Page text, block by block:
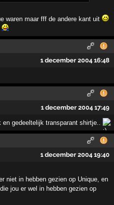
waren maar fff de andere kant uit
1 december 2004 16:48
1 december 2004 17:49
gedeeltelijk transparant shirtje..
1 december 2004 19:40
niet in hebben gezien op Unique, en
jou er wel in hebben gezien op